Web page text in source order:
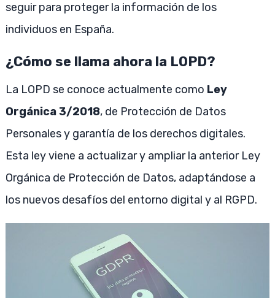
seguir para proteger la información de los
individuos en España.
¿Cómo se llama ahora la LOPD?
La LOPD se conoce actualmente como Ley
Orgánica 3/2018, de Protección de Datos
Personales y garantía de los derechos digitales.
Esta ley viene a actualizar y ampliar la anterior Ley
Orgánica de Protección de Datos, adaptándose a
los nuevos desafíos del entorno digital y al RGPD.